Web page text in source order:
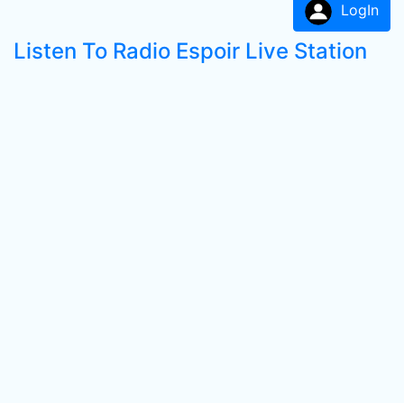
LogIn
Listen To Radio Espoir Live Station